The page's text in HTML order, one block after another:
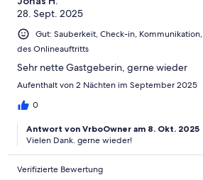
28. Sept. 2025
Gut: Sauberkeit, Check-in,
des Onlineauftritts
Sehr nette Gastgeberin, gerne wieder
Aufenthalt von 2 Nächten im September 2025
0
Antwort von VrboOwner am 8. Okt. 2025
Vielen Dank. gerne wieder!
Verifizierte Bewertung